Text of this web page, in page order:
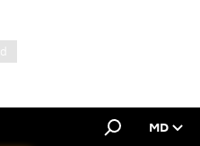
MD